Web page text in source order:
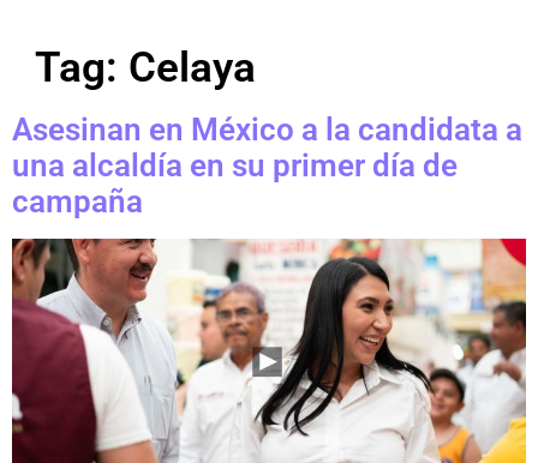
Tag: Celaya
Asesinan en México a la candidata a
una alcaldía en su primer día de
campaña